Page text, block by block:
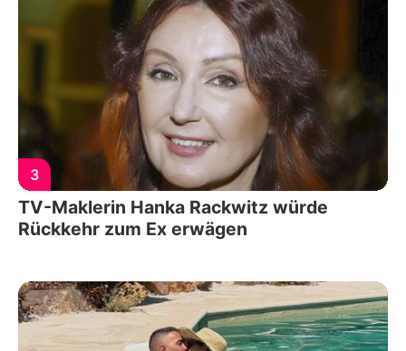
3
TV-Maklerin Hanka Rackwitz würde
Rückkehr zum Ex erwägen